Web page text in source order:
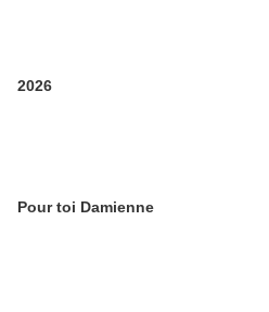
2026
Pour toi Damienne